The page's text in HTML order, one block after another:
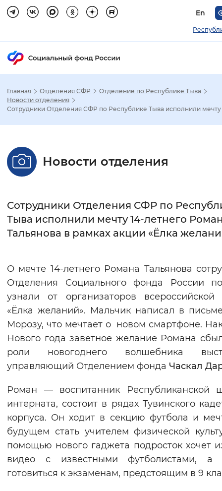
En
Настройка режима отображения
Стандартный Увеличенный
Интервал между буквами
Цвет сайта
Монохромный
Синий фон
Изображения
Включены Выключены
Звуковой ассистент
Воспроизвести Остановить
Вернуть стандартные настройки
Главная Отделения СФР
Отделение по Республике Тыва
Новости отделения
Сотрудники Отделения СФР по Республике Тыва исполнили мечту
Новости отделения
Сотрудники Отделения СФР по
Тыва исполнили мечту 14-летнего
Тальянова в рамках акции «Ёлка
О мечте 14-летнего Романа Тальянова
Отделения Социального фонда России
узнали от организаторов всероссийской
«Ёлка желаний». Мальчик написал в
Морозу, что мечтает о новом смартфоне.
Нового года заветное желание Романа
роли новогоднего волшебника
управляющий Отделением фонда Часкал
Роман — воспитанник Республиканской
интерната, состоит в рядах Тувинского
корпуса. Он ходит в секцию футбола и
будущем стать учителем физической
помощью нового гаджета подросток хочет
видео с известными футболистами, а
готовиться к экзаменам, предстоящим в 9